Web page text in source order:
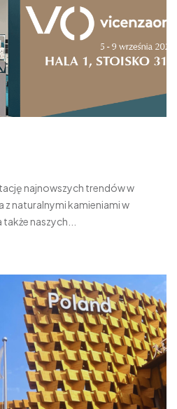
najnowszych trendów w
z naturalnymi kamieniami w
naszych...